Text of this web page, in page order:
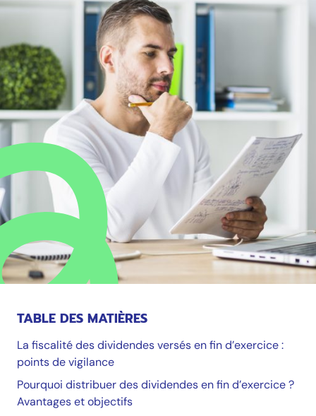
TABLE DES MATIÈRES
La fiscalité des dividendes versés en fin d’exercice :
points de vigilance
Pourquoi distribuer des dividendes en fin d’exercice ?
Avantages et objectifs